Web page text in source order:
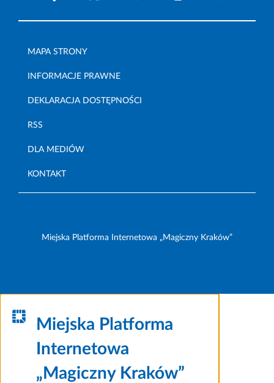
MAPA STRONY
INFORMACJE PRAWNE
DEKLARACJA DOSTĘPNOŚCI
RSS
DLA MEDIÓW
KONTAKT
Miejska Platforma Internetowa „Magiczny Kraków”
Miejska Platforma
Internetowa
„Magiczny Kraków”